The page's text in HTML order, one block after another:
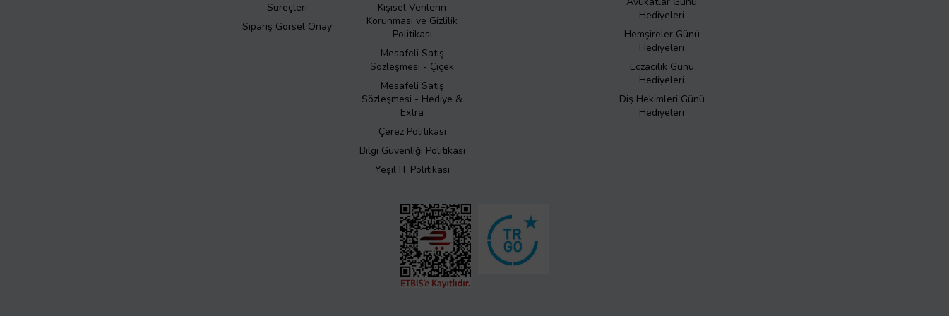
Süreçleri
Sipariş Görsel Onay
Kişisel Verilerin
Korunması ve Gizlilik
Politikası
Mesafeli Satış
Sözleşmesi - Çiçek
Mesafeli Satış
Sözleşmesi - Hediye &
Extra
Çerez Politikası
Bilgi Güvenliği Politikası
Yeşil IT Politikası
Hediyeleri
Hemşireler Günü
Hediyeleri
Eczacılık Günü
Hediyeleri
Diş Hekimleri Günü
Hediyeleri